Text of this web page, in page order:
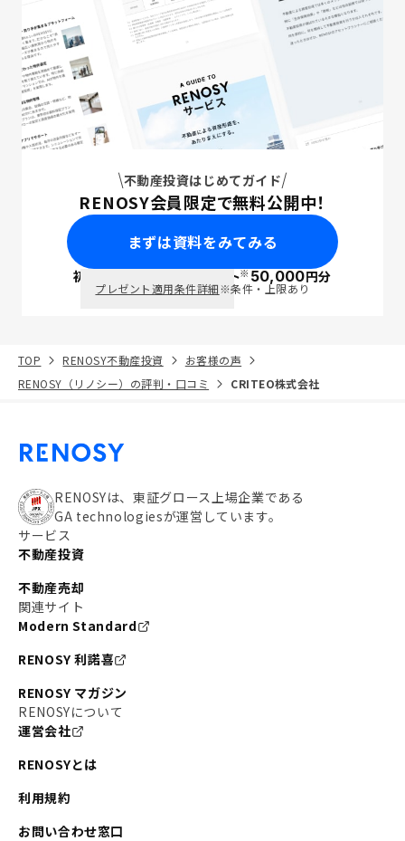
不動産投資はじめてガイド
RENOSY会員限定で無料公開中！
まずは資料をみてみる
初回面談で ポイント※50,000円分
プレゼント適用条件詳細※条件・上限あり
TOP RENOSY不動産投資
お客様の声
RENOSY（リノシー）の評判・口コミ
CRITEO株式会社
RENOSYは、東証グロース上場企業である
GA technologiesが運営しています。
サービス
不動産投資
不動産売却
関連サイト
Modern Standard
RENOSY 利諾喜
RENOSY マガジン
RENOSYについて
運営会社
RENOSYとは
利用規約
お問い合わせ窓口